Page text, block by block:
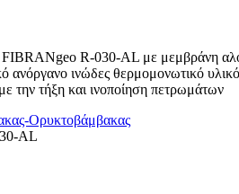
R-030-AL με μεμβράνη
ανόργανο ινώδες θερμομονωτικό
την τήξη και ινοποίηση πετρωμάτων
Ορυκτοβάμβακας
AL